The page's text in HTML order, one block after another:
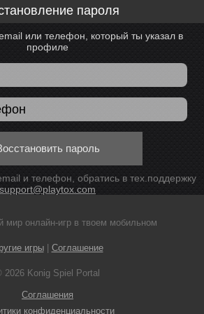
пароля
или телефон, который ты указал в
профиле
пароль
и телефон, обратись в тех.поддержку
support@playtox.com
мир онлайн-игр в твоем мобильном
игры| Соглашение
2026 Konig Spiel Portal
Соглашения
конфиденциальности